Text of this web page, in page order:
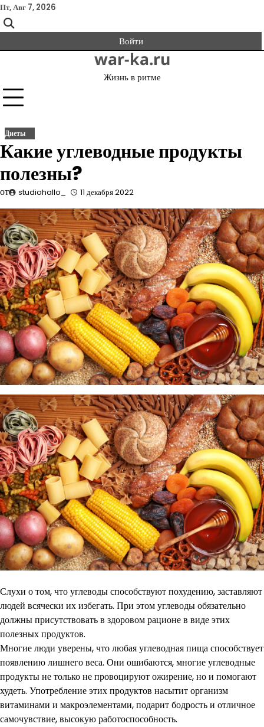
Перейти
к
содержимому
Пт, Авг 7, 2026
Войти
war-ka.ru
Жизнь в ритме
Диеты
Какие углеводные продукты
полезны?
от studiohallo_ 11 декабря 2022
Слухи о том, что углеводы способствуют похудению, заставляют
людей всячески их избегать. При этом углеводы обязательно
должны присутствовать в здоровом рационе в виде этих
полезных продуктов.
Многие люди уверены, что любая углеводная пища способствует
появлению лишнего веса. Они ошибаются, многие углеводные
продукты не только не провоцируют ожирение, но и помогают
худеть. Употребление этих продуктов насытит организм
витаминами и макроэлементами, подарит бодрость и отличное
самочувствие, высокую работоспособность.